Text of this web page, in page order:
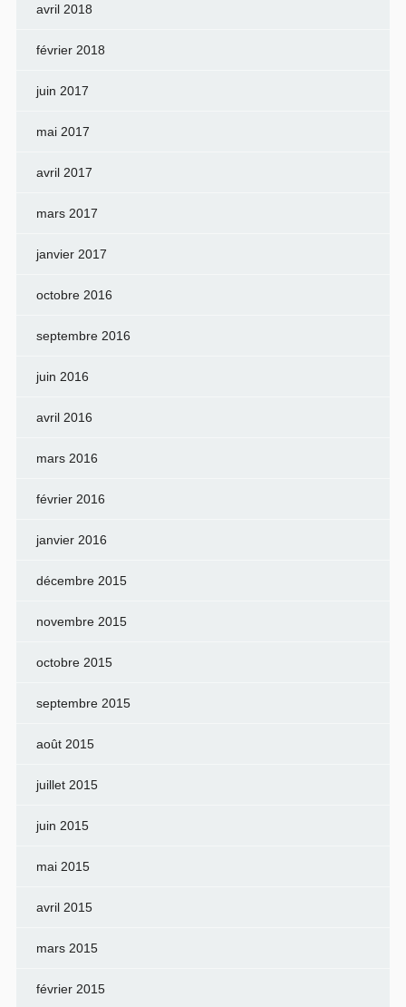
avril 2018
février 2018
juin 2017
mai 2017
avril 2017
mars 2017
janvier 2017
octobre 2016
septembre 2016
juin 2016
avril 2016
mars 2016
février 2016
janvier 2016
décembre 2015
novembre 2015
octobre 2015
septembre 2015
août 2015
juillet 2015
juin 2015
mai 2015
avril 2015
mars 2015
février 2015